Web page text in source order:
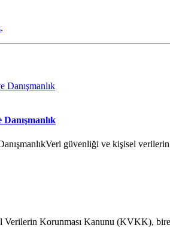
.
güvenliği ve kişisel verilerin
Korunması Kanunu (KVKK),